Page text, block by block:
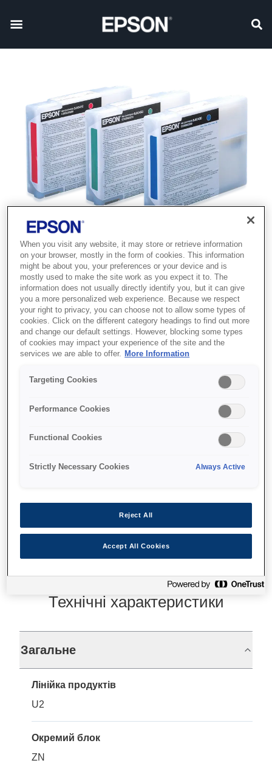
Product discontinued
This product is no longer available.
Support and resources are provided
below.
cartridge for TM-J2100
(Red)
Find support
Технічні характеристики
Загальне
Лінійка продуктів
U2
Окремий блок
ZN
When you visit any website, it may store or retrieve information
on your browser, mostly in the form of cookies. This information
might be about you, your preferences or your device and is
mostly used to make the site work as you expect it to. The
information does not usually directly identify you, but it can give
you a more personalized web experience. Because we respect
your right to privacy, you can choose not to allow some types of
cookies. Click on the different category headings to find out more
and change our default settings. However, blocking some types
of cookies may impact your experience of the site and the
services we are able to offer. More Information
Targeting Cookies
Performance Cookies
Functional Cookies
Strictly Necessary Cookies Always Active
Reject All
Accept All Cookies